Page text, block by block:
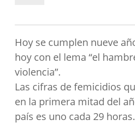
Hoy se cumplen nueve
hoy con el lema “el
violencia”.
Las cifras de femicidios
en la primera mitad del
país es uno cada 29 horas.